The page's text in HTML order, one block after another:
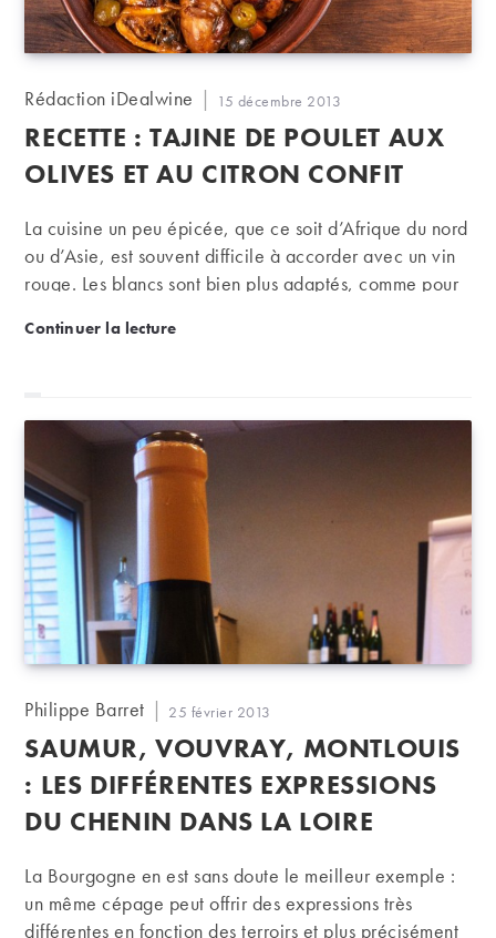
Auteur/autrice
la
publication :
Rédaction iDealwine
Publication
publiée :
15 décembre 2013
RECETTE : TAJINE DE POULET AUX
OLIVES ET AU CITRON CONFIT
La cuisine un peu épicée, que ce soit d’Afrique du nord
ou d’Asie, est souvent difficile à accorder avec un vin
rouge. Les blancs sont bien plus adaptés, comme pour
merveille…
Continuer la lectureRecette : tajine de poulet aux olives et au citron
Auteur/autrice
la
publication :
Philippe Barret
Publication
publiée :
25 février 2013
SAUMUR, VOUVRAY, MONTLOUIS
: LES DIFFÉRENTES EXPRESSIONS
DU CHENIN DANS LA LOIRE
La Bourgogne en est sans doute le meilleur exemple :
un même cépage peut offrir des expressions très
différentes en fonction des terroirs et plus précisément